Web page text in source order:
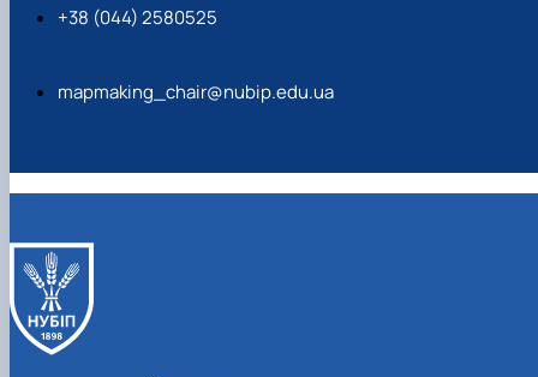
+38 (044) 2580525
mapmaking_chair@nubip.edu.ua